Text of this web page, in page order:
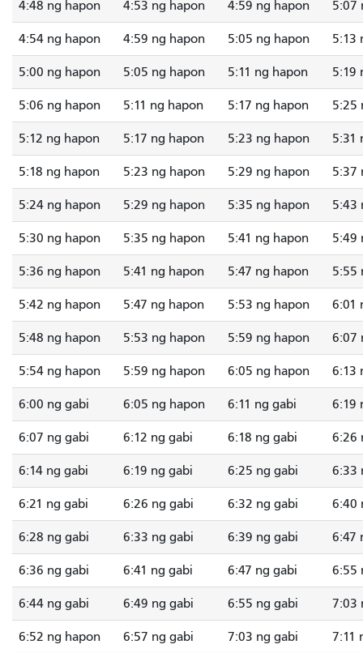
4:48 ng hapon 4:53 ng hapon 4:59 ng hapon 5:07
4:54 ng hapon 4:59 ng hapon 5:05 ng hapon 5:13
5:00 ng hapon 5:05 ng hapon 5:11 ng hapon 5:19
5:06 ng hapon 5:11 ng hapon 5:17 ng hapon 5:25
5:12 ng hapon 5:17 ng hapon 5:23 ng hapon 5:31
5:18 ng hapon 5:23 ng hapon 5:29 ng hapon 5:37
5:24 ng hapon 5:29 ng hapon 5:35 ng hapon 5:43
5:30 ng hapon 5:35 ng hapon 5:41 ng hapon 5:49
5:36 ng hapon 5:41 ng hapon 5:47 ng hapon 5:55
5:42 ng hapon 5:47 ng hapon 5:53 ng hapon 6:01
5:48 ng hapon 5:53 ng hapon 5:59 ng hapon 6:07
5:54 ng hapon 5:59 ng hapon 6:05 ng hapon 6:13
6:00 ng gabi 6:05 ng hapon 6:11 ng gabi 6:19
6:07 ng gabi 6:12 ng gabi 6:18 ng gabi 6:26
6:14 ng gabi 6:19 ng gabi 6:25 ng gabi 6:33
6:21 ng gabi 6:26 ng gabi 6:32 ng gabi 6:40
6:28 ng gabi 6:33 ng gabi 6:39 ng gabi 6:47
6:36 ng gabi 6:41 ng gabi 6:47 ng gabi 6:55
6:44 ng gabi 6:49 ng gabi 6:55 ng gabi 7:03
6:52 ng hapon 6:57 ng gabi 7:03 ng gabi 7:11